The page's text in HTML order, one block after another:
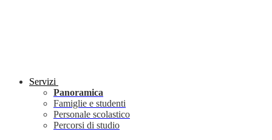
Servizi
Panoramica
Famiglie e studenti
Personale scolastico
Percorsi di studio